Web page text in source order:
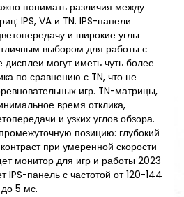
понимать различия между
IPS, VA и TN. IPS-панели
и широкие углы
выбором для работы с
могут иметь чуть более
по сравнению с TN, что не
игр. TN-матрицы,
время отклика,
и узких углов обзора.
позицию: глубокий
при умеренной скорости
монитор для игр и работы 2023
IPS-панель с частотой от 120-144
5 мс.